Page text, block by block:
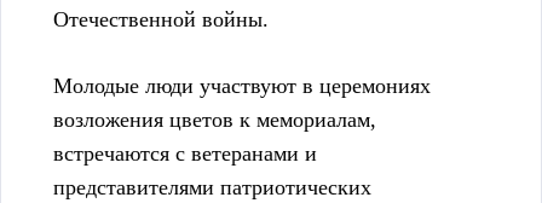
Отечественной войны.
Молодые люди участвуют в церемониях
возложения цветов к мемориалам,
встречаются с ветеранами и
представителями патриотических